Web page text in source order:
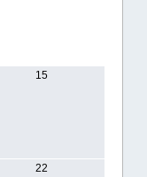
15
22